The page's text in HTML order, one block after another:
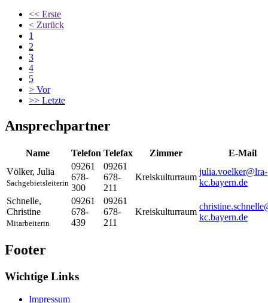
<< Erste
< Zurück
1
2
3
4
5
> Vor
>> Letzte
Ansprechpartner
Name Telefon Telefax Zimmer
E-Mail
Völker, Julia
Sachgebietsleiterin
09261
678-
300
09261
678-
211
Kreiskulturraum
julia.voelker@lra-
kc.bayern.de
Schnelle,
Christine
Mitarbeiterin
09261
678-
439
09261
678-
211
Kreiskulturraum
kc.bayern.de
Footer
Wichtige Links
Impressum